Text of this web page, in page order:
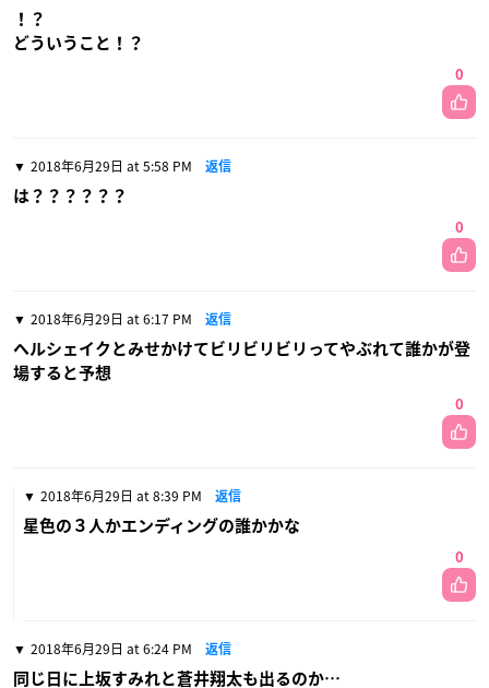
！？
どういうこと！？
0
2018年6月29日 at 5:58 PM 返信
は？？？？？？
0
2018年6月29日 at 6:17 PM 返信
ヘルシェイクとみせかけてビリビリビリってやぶれて誰かが登
場すると予想
0
2018年6月29日 at 8:39 PM 返信
星色の３人かエンディングの誰かかな
0
2018年6月29日 at 6:24 PM 返信
同じ日に上坂すみれと蒼井翔太も出るのか…